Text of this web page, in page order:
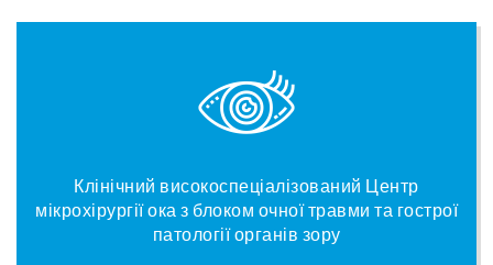
Клінічний високоспеціалізований Центр
мікрохірургії ока з блоком очної травми та гострої
патології органів зору